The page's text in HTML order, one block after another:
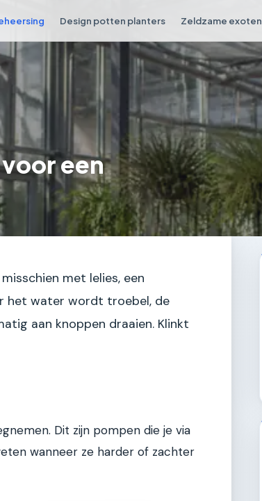
Design potten planters Zeldzame exoten
een
met lelies, een
het water wordt troebel, de
aan knoppen draaien. Klinkt
Dit zijn pompen die je via
wanneer ze harder of zachter